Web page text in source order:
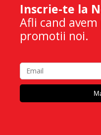
Inscrie-te la
Afli cand
promotii noi.